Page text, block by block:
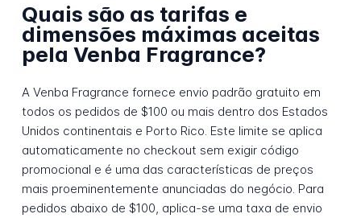
Quais são as tarifas e
dimensões máximas aceitas
pela Venba Fragrance?
A Venba Fragrance fornece envio padrão gratuito em
todos os pedidos de $100 ou mais dentro dos Estados
Unidos continentais e Porto Rico. Este limite se aplica
automaticamente no checkout sem exigir código
promocional e é uma das características de preços
mais proeminentemente anunciadas do negócio. Para
pedidos abaixo de $100, aplica-se uma taxa de envio